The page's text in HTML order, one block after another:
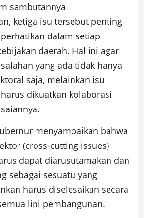
sambutannya
ketiga isu tersebut penting
dalam setiap
daerah. Hal ini agar
yang ada tidak hanya
saja, melainkan isu
dikuatkan kolaborasi
menyampaikan bahwa
(cross-cutting issues)
dapat diarusutamakan dan
sebagai sesuatu yang
harus diselesaikan secara
lini pembangunan.